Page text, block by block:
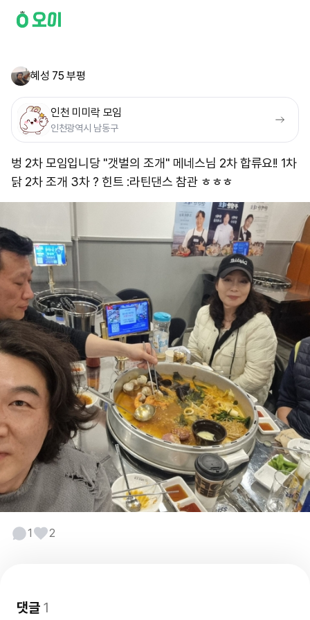
혜성 75 부평
인천 미미락 모임
인천광역시 남동구
벙 2차 모임입니당 "갯벌의 조개" 메네스님 2차 합류요!! 1차
닭 2차 조개 3차 ? 힌트 :라틴댄스 참관 ㅎㅎㅎ
1 2
댓글1